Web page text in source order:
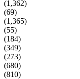
(1,362)
(69)
(1,365)
(55)
(184)
(349)
(273)
(680)
(810)